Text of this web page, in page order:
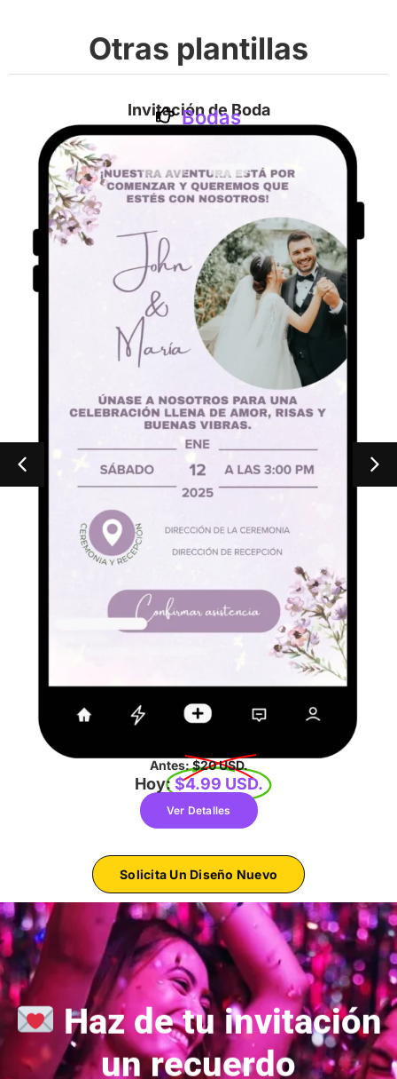
Otras plantillas
Invitación de Boda
Bodas
Hoy:$4.99 USD.
Ver Detalles
Antes:$20 USD.
Solicita Un Diseño Nuevo
Haz de tu invitación
un recuerdo